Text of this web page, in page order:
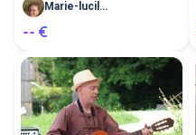
Marie-lucile B
-- €